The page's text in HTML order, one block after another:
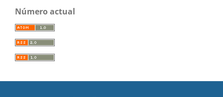
Número actual